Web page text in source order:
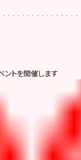
ントを開催します